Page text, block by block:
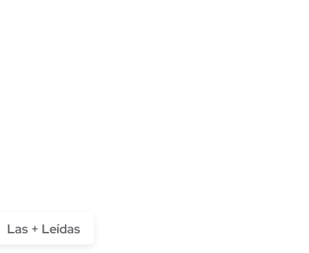
Las + Leídas